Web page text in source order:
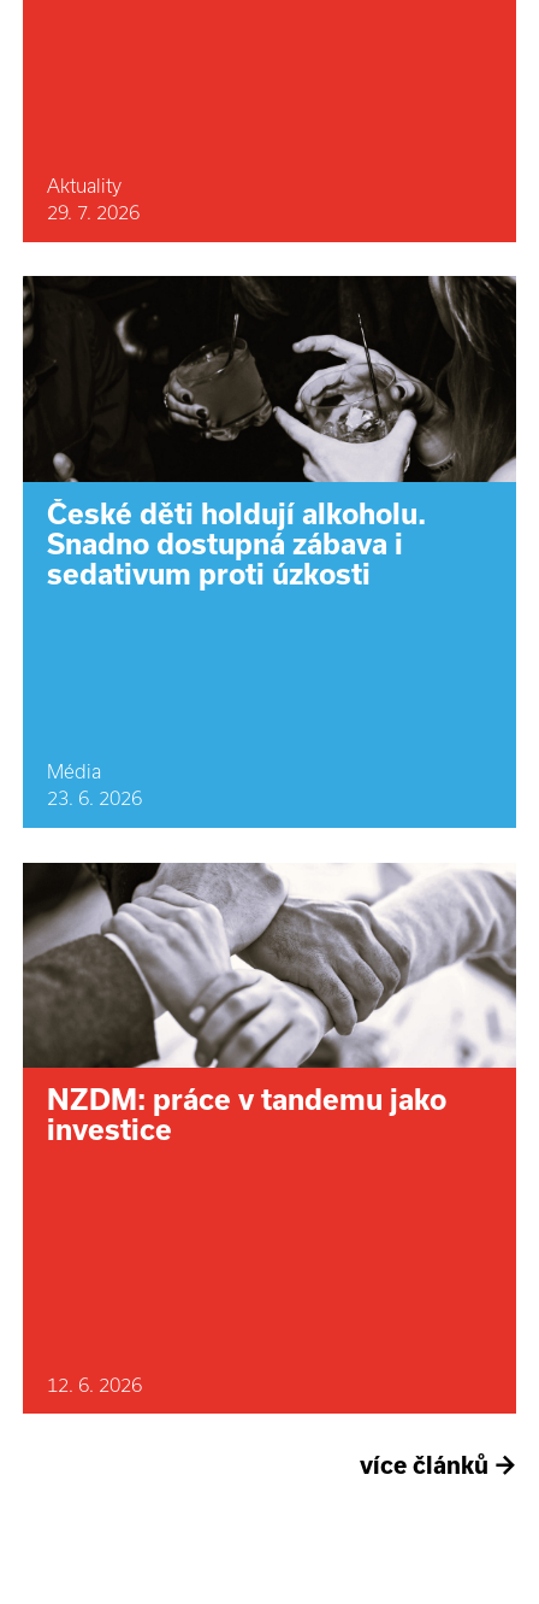
Aktuality
29. 7. 2026
České děti holdují alkoholu.
Snadno dostupná zábava i
sedativum proti úzkosti
Média
23. 6. 2026
NZDM: práce v tandemu jako
investice
12. 6. 2026
více článků →